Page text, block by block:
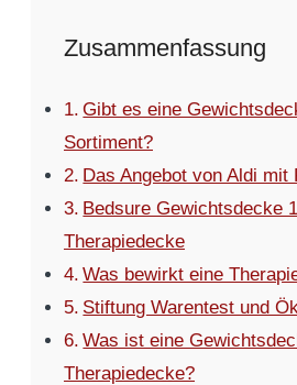
Zusammenfassung
Gibt es eine
Sortiment?
Das Angebot von Aldi mit
Bedsure Gewichtsdecke
Therapiedecke
Was bewirkt eine
Stiftung Warentest und
Was ist eine
Therapiedecke?